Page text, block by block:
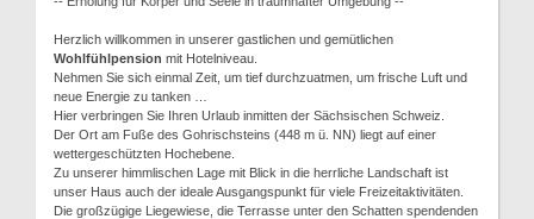
Herzlich willkommen in unserer gastlichen und gemütlichen
Wohlfühlpension mit Hotelniveau.
Nehmen Sie sich einmal Zeit, um tief durchzuatmen, um frische Luft und
neue Energie zu tanken …
Hier verbringen Sie Ihren Urlaub inmitten der Sächsischen Schweiz.
Der Ort am Fuße des Gohrischsteins (448 m ü. NN) liegt auf einer
wettergeschützten Hochebene.
Zu unserer himmlischen Lage mit Blick in die herrliche Landschaft ist
unser Haus auch der ideale Ausgangspunkt für viele Freizeitaktivitäten.
Die großzügige Liegewiese, die Terrasse unter den Schatten spendenden